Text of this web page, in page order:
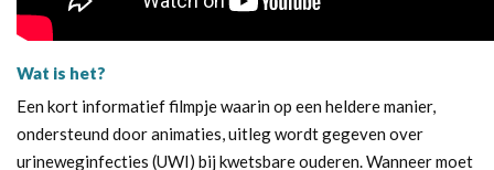
Wat is het?
Een kort informatief filmpje waarin op een heldere manier,
ondersteund door animaties, uitleg wordt gegeven over
urineweginfecties (UWI) bij kwetsbare ouderen. Wanneer moet